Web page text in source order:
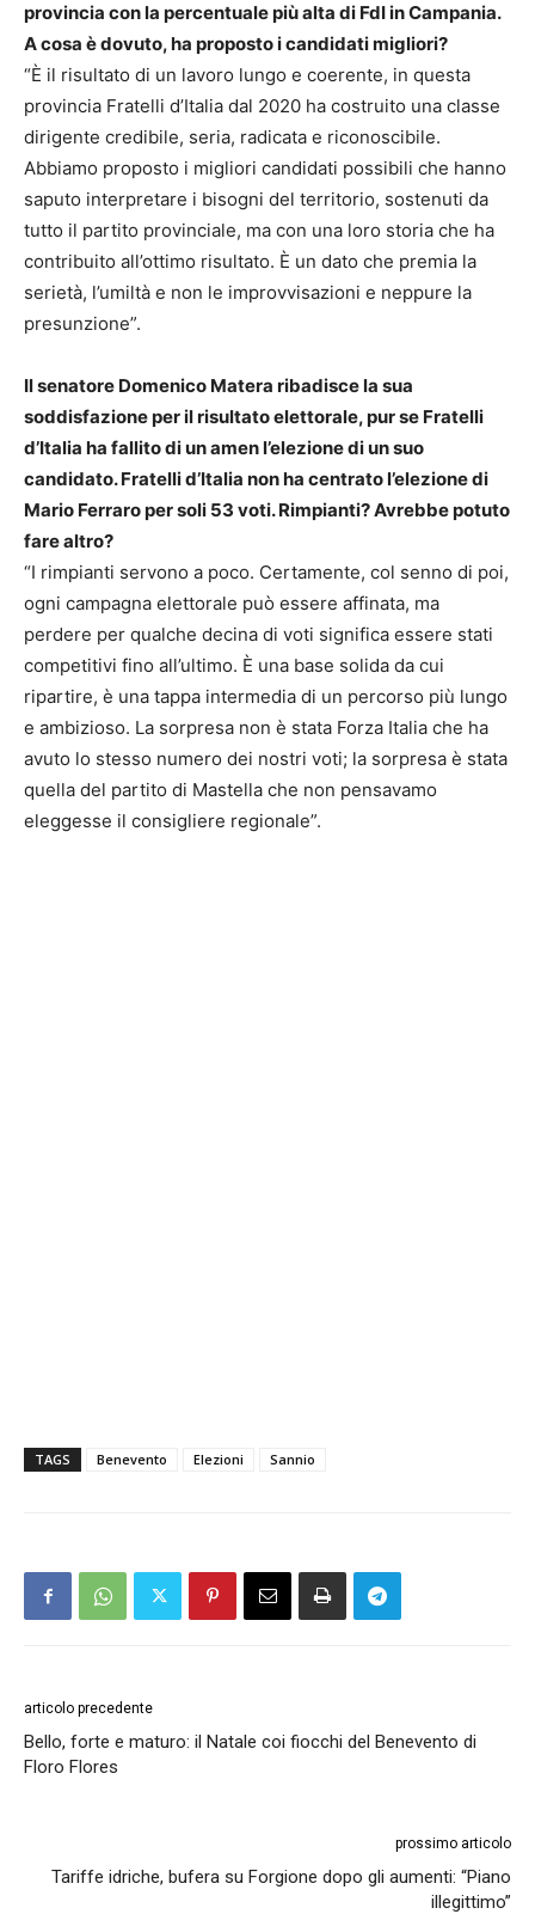
provincia con la percentuale più alta di FdI in Campania.
A cosa è dovuto, ha proposto i candidati migliori?
“È il risultato di un lavoro lungo e coerente, in questa
provincia Fratelli d’Italia dal 2020 ha costruito una classe
dirigente credibile, seria, radicata e riconoscibile.
Abbiamo proposto i migliori candidati possibili che hanno
saputo interpretare i bisogni del territorio, sostenuti da
tutto il partito provinciale, ma con una loro storia che ha
contribuito all’ottimo risultato. È un dato che premia la
serietà, l’umiltà e non le improvvisazioni e neppure la
presunzione”.
Il senatore Domenico Matera ribadisce la sua
soddisfazione per il risultato elettorale, pur se Fratelli
d’Italia ha fallito di un amen l’elezione di un suo
candidato. Fratelli d’Italia non ha centrato l’elezione di
Mario Ferraro per soli 53 voti. Rimpianti? Avrebbe potuto
fare altro?
“I rimpianti servono a poco. Certamente, col senno di poi,
ogni campagna elettorale può essere affinata, ma
perdere per qualche decina di voti significa essere stati
competitivi fino all’ultimo. È una base solida da cui
ripartire, è una tappa intermedia di un percorso più lungo
e ambizioso. La sorpresa non è stata Forza Italia che ha
avuto lo stesso numero dei nostri voti; la sorpresa è stata
quella del partito di Mastella che non pensavamo
eleggesse il consigliere regionale”.
TAGS Benevento Elezioni Sannio
articolo precedente
Bello, forte e maturo: il Natale coi fiocchi del Benevento di
Floro Flores
prossimo articolo
Tariffe idriche, bufera su Forgione dopo gli aumenti: “Piano
illegittimo”